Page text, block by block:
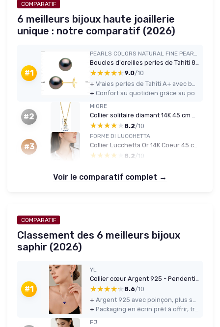
COMPARATIF
6 meilleurs bijoux haute joaillerie
unique : notre comparatif (2026)
#1
PEARLS COLORS NATURAL FINE PEARLS
★★★★★
★★★★★ 9.0/10
+
+
#2
MIORE
Collier solitaire diamant 14K 45 cm — Or jaune 0,15 ct
★★★★★
★★★★★ 8.2/10
#3
FORME DI LUCCHETTA
Collier Lucchetta Or 14K Coeur 45 cm
★★★★★
★★★★★ 8.2 /10
Voir le comparatif complet →
COMPARATIF
Classement des 6 meilleurs bijoux
saphir (2026)
#1
YL
★★★★★
★★★★★ 8.6/10
+
+
FJ